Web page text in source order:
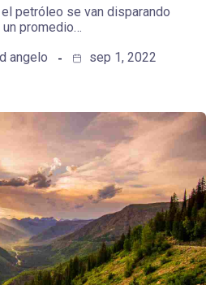
petróleo se van disparando
promedio…
angelo sep 1, 2022